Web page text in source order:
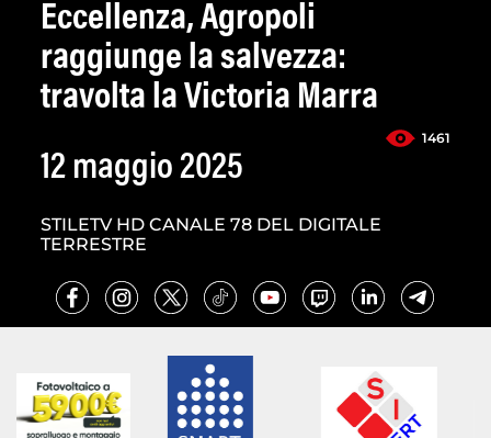
Eccellenza, Agropoli
raggiunge la salvezza:
travolta la Victoria Marra
1461
12 maggio 2025
STILETV HD CANALE 78 DEL DIGITALE
TERRESTRE